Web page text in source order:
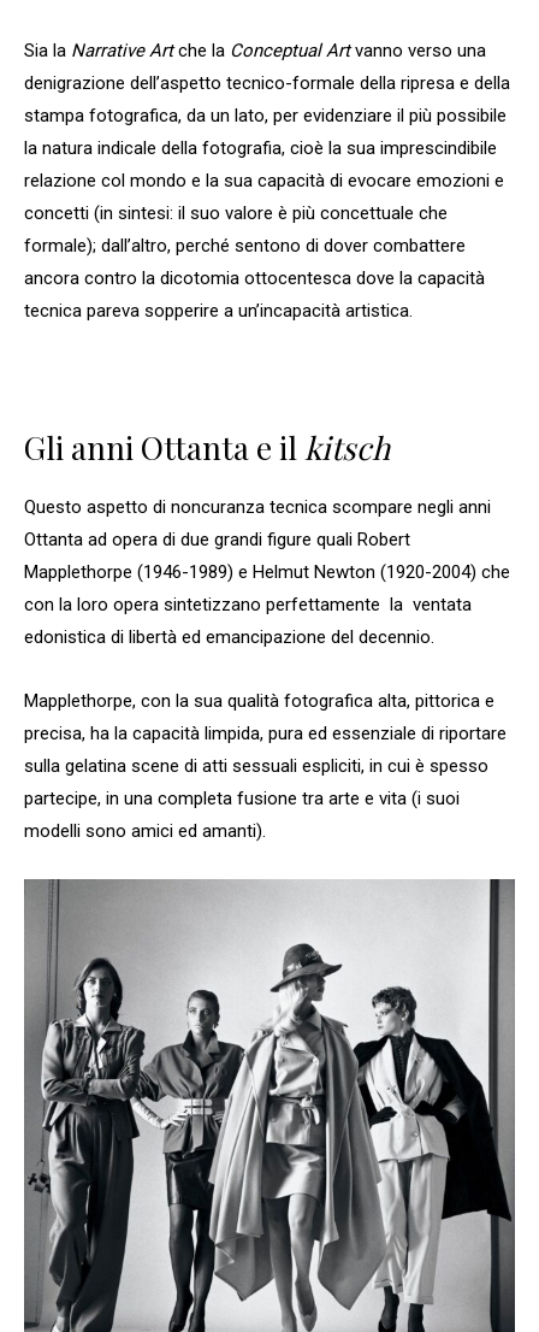
Sia la Narrative Artche la Conceptual Artvanno verso una
denigrazione dell’aspetto tecnico-formale della ripresa e della
stampa fotografica, da un lato, per evidenziare il più possibile
la natura indicale della fotografia, cioè la sua imprescindibile
relazione col mondo e la sua capacità di evocare emozioni e
concetti (in sintesi: il suo valore è più concettuale che
formale); dall’altro, perché sentono di dover combattere
ancora contro la dicotomia ottocentesca dove la capacità
tecnica pareva sopperire a un’incapacità artistica.
Gli anni Ottanta e il kitsch
Questo aspetto di noncuranza tecnica scompare negli anni
Ottanta ad opera di due grandi figure quali Robert
Mapplethorpe (1946-1989) e Helmut Newton (1920-2004) che
con la loro opera sintetizzano perfettamente la ventata
edonistica di libertà ed emancipazione del decennio.
Mapplethorpe, con la sua qualità fotografica alta, pittorica e
precisa, ha la capacità limpida, pura ed essenziale di riportare
sulla gelatina scene di atti sessuali espliciti, in cui è spesso
partecipe, in una completa fusione tra arte e vita (i suoi
modelli sono amici ed amanti).